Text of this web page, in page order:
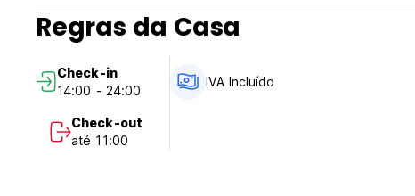
Regras da Casa
Check-in
14:00 - 24:00
Check-out
até 11:00
IVA Incluído